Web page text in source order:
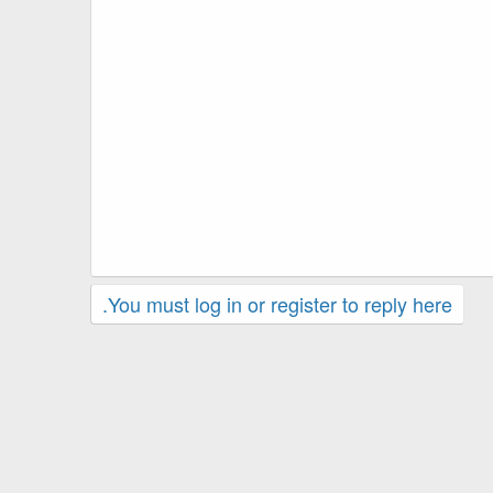
You must log in or register to reply here.